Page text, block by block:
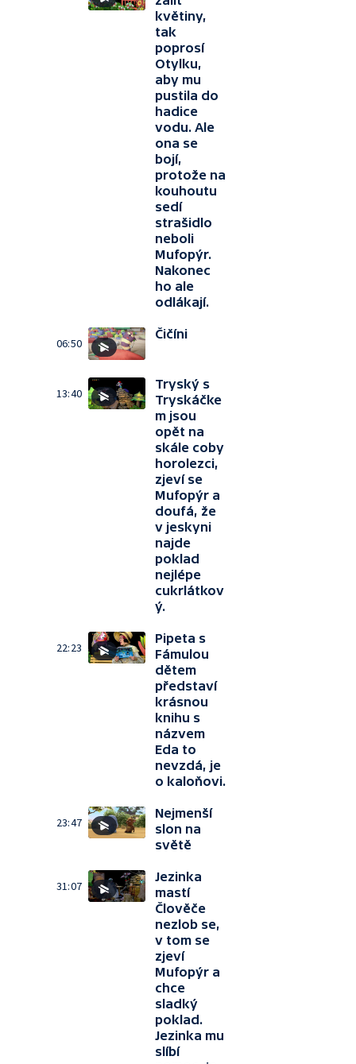
květiny,
tak
poprosí
Otylku,
aby mu
pustila do
hadice
vodu. Ale
ona se
bojí,
protože na
kouhoutu
sedí
strašidlo
neboli
Mufopýr.
Nakonec
ho ale
odlákají.
06:50
Čičíni
13:40
Tryský s
Tryskáčke
m jsou
opět na
skále coby
horolezci,
zjeví se
Mufopýr a
doufá, že
v jeskyni
najde
poklad
nejlépe
cukrlátkov
ý.
22:23
Pipeta s
Fámulou
dětem
představí
krásnou
knihu s
názvem
Eda to
nevzdá, je
o kaloňovi.
23:47
Nejmenší
slon na
světě
31:07
Jezinka
mastí
Člověče
nezlob se,
v tom se
zjeví
Mufopýr a
chce
sladký
poklad.
Jezinka mu
slíbí